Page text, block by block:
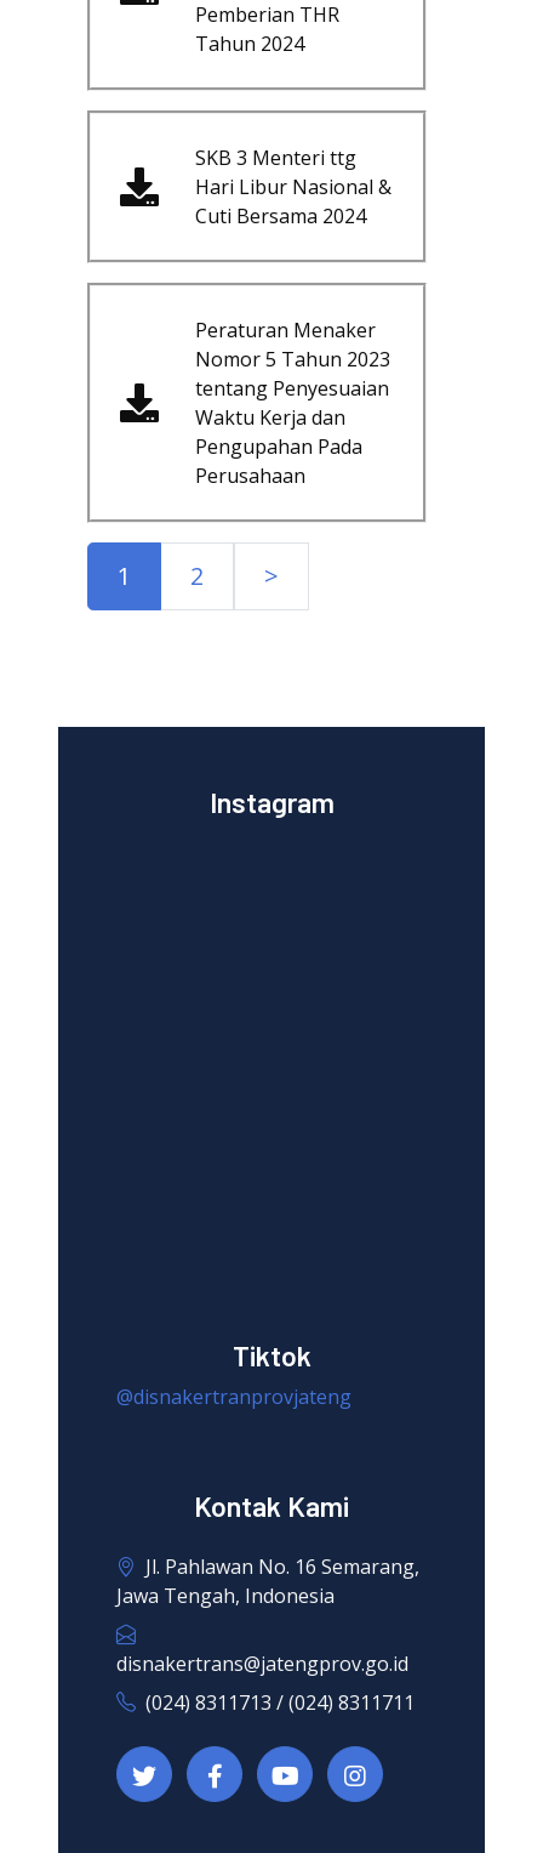
Pemberian THR
Tahun 2024
SKB 3 Menteri ttg
Hari Libur Nasional &
Cuti Bersama 2024
Peraturan Menaker
Nomor 5 Tahun 2023
tentang Penyesuaian
Waktu Kerja dan
Pengupahan Pada
Perusahaan
1 2 >
Instagram
Tiktok
@disnakertranprovjateng
Kontak Kami
Jl. Pahlawan No. 16 Semarang,
Jawa Tengah, Indonesia
disnakertrans@jatengprov.go.id
(024) 8311713 / (024) 8311711